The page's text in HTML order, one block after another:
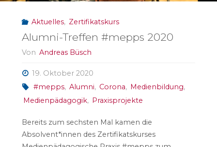
im
Netz"
Aktuelles, Zertifikatskurs
Alumni-Treffen #mepps 2020
Von Andreas Büsch
19. Oktober 2020
#mepps, Alumni, Corona, Medienbildung,
Medienpädagogik, Praxisprojekte
Bereits zum sechsten Mal kamen die
Absolvent*innen des Zertifikatskurses